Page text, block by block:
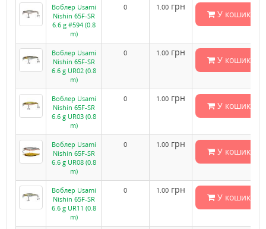
Воблер Usami
Nishin 65F-SR
6.6 g #594 (0.8
m)
0 1.00 грн
У кошик
Воблер Usami
Nishin 65F-SR
6.6 g UR02 (0.8
m)
0 1.00 грн
У кошик
Воблер Usami
Nishin 65F-SR
6.6 g UR03 (0.8
m)
0 1.00 грн
У кошик
Воблер Usami
Nishin 65F-SR
6.6 g UR08 (0.8
m)
0 1.00 грн
У кошик
Воблер Usami
Nishin 65F-SR
6.6 g UR11 (0.8
m)
0 1.00 грн
У кошик